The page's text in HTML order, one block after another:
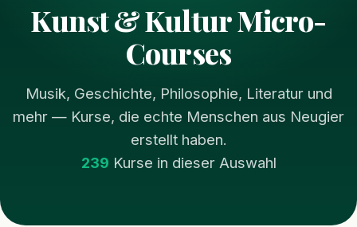
Kunst & Kultur Micro-
Courses
Musik, Geschichte, Philosophie, Literatur und
mehr — Kurse, die echte Menschen aus Neugier
erstellt haben.
239 Kurse in dieser Auswahl